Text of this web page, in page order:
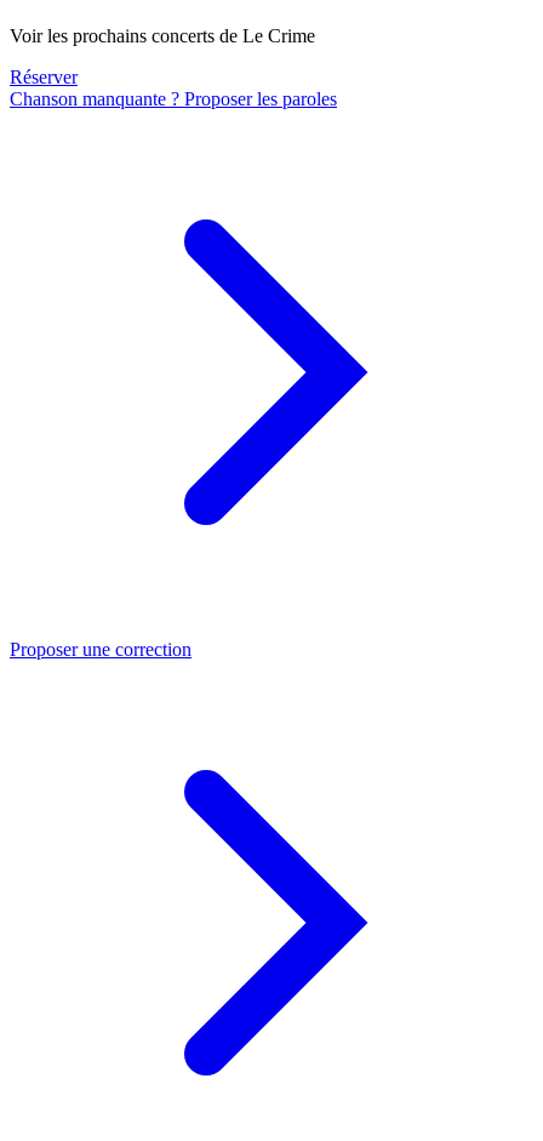
Voir les prochains concerts de Le Crime
Réserver
Chanson manquante ? Proposer les paroles
Proposer une correction